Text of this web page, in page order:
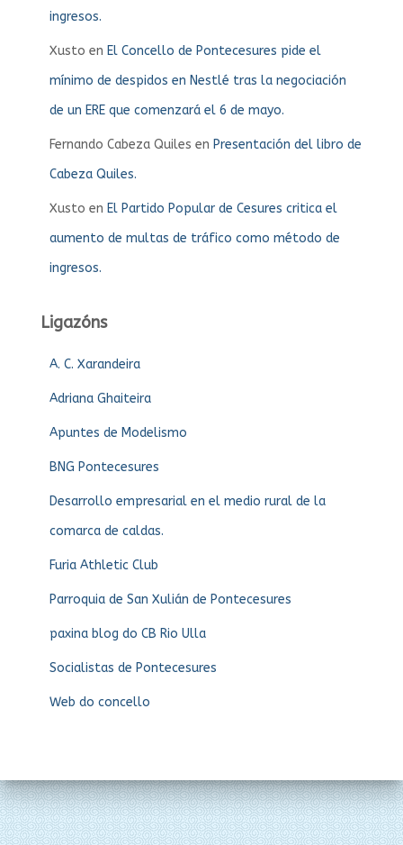
ingresos.
Xusto en El Concello de Pontecesures pide el
mínimo de despidos en Nestlé tras la negociación
de un ERE que comenzará el 6 de mayo.
Fernando Cabeza Quiles en Presentación del libro de
Cabeza Quiles.
Xusto en El Partido Popular de Cesures critica el
aumento de multas de tráfico como método de
ingresos.
Ligazóns
A. C. Xarandeira
Adriana Ghaiteira
Apuntes de Modelismo
BNG Pontecesures
Desarrollo empresarial en el medio rural de la
comarca de caldas.
Furia Athletic Club
Parroquia de San Xulián de Pontecesures
paxina blog do CB Rio Ulla
Socialistas de Pontecesures
Web do concello